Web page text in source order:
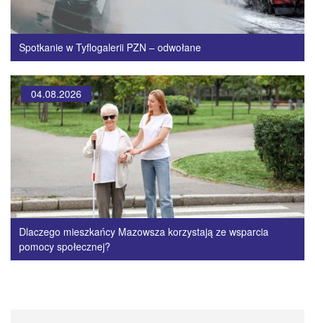
Spotkanie w Tyflogalerii PZN – odwołane
04.08.2026
Dlaczego mieszkańcy Mazowsza korzystają ze wsparcia
pomocy społecznej?